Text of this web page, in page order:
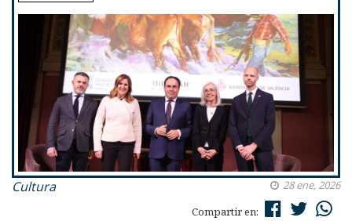
Cultura
28 ene, 2026
Compartir en: